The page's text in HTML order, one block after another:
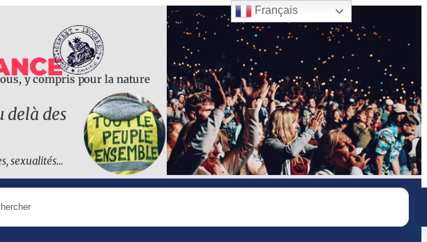
y compris pour la nature
delà des
sexualités…
Français